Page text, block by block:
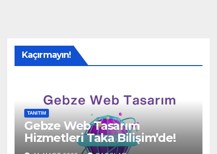
Kaçırmayın!
TANITIM
Gebze Web Tasarım
Hizmetleri Taka Bilişim’de!